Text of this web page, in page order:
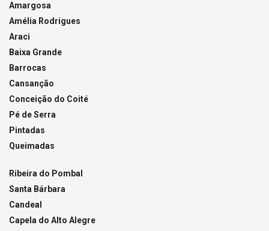
Amargosa
Amélia Rodrigues
Araci
Baixa Grande
Barrocas
Cansanção
Conceição do Coité
Pé de Serra
Pintadas
Queimadas
Ribeira do Pombal
Santa Bárbara
Candeal
Capela do Alto Alegre